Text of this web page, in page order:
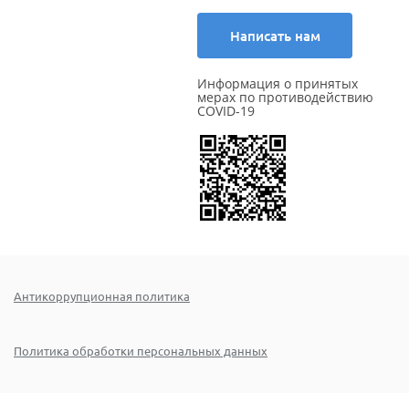
Написать нам
Информация о принятых
мерах по противодействию
COVID-19
Антикоррупционная политика
Политика обработки персональных данных